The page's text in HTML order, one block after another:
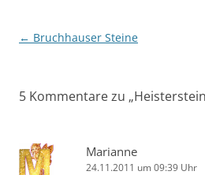
Beitragsnavigation
← Bruchhauser Steine
5 Kommentare zu „
Marianne
24.11.2011 um 09:39 Uhr